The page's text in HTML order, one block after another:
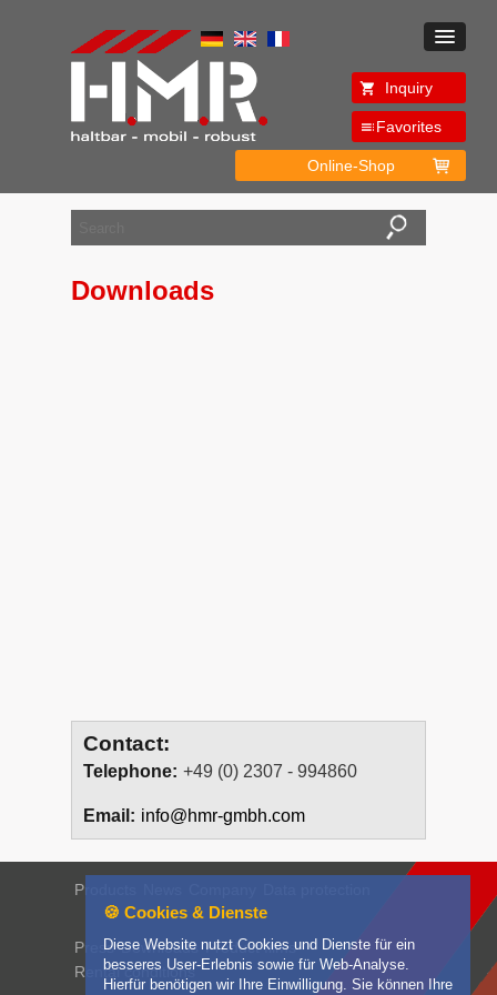
Inquiry
Favorites
Online-Shop
Downloads
Contact:
Telephone: +49 (0) 2307 - 994860
Email: info@hmr-gmbh.com
Products
Press Downloads Product films
Rental conditions
🍪 Cookies & Dienste
Diese Website nutzt Cookies und Dienste für ein
besseres User-Erlebnis sowie für Web-Analyse.
Hierfür benötigen wir Ihre Einwilligung. Sie können Ihre